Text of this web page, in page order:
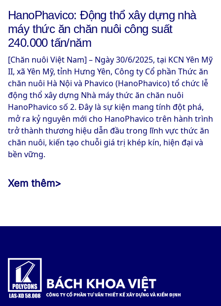
HanoPhavico: Động thổ xây dựng nhà
máy thức ăn chăn nuôi công suất
240.000 tấn/năm
[Chăn nuôi Việt Nam] – Ngày 30/6/2025, tại KCN Yên Mỹ
II, xã Yên Mỹ, tỉnh Hưng Yên, Công ty Cổ phần Thức ăn
chăn nuôi Hà Nội và Phavico (HanoPhavico) tổ chức lễ
động thổ xây dựng Nhà máy thức ăn chăn nuôi
HanoPhavico số 2. Đây là sự kiện mang tính đột phá,
mở ra kỷ nguyên mới cho HanoPhavico trên hành trình
trở thành thương hiệu dẫn đầu trong lĩnh vực thức ăn
chăn nuôi, kiến tạo chuỗi giá trị khép kín, hiện đại và
bền vững.
Xem thêm>